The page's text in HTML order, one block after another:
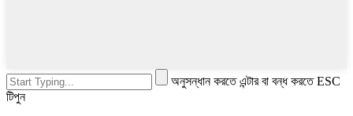
অনুসন্ধান করতে এন্টার বা বন্ধ করতে ESC
টিপুন